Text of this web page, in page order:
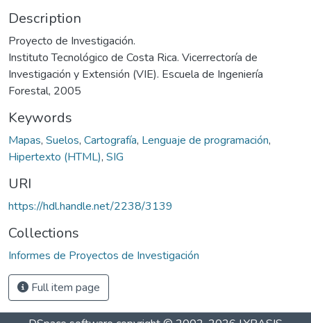
Description
Proyecto de Investigación.
Instituto Tecnológico de Costa Rica. Vicerrectoría de
Investigación y Extensión (VIE). Escuela de Ingeniería
Forestal, 2005
Keywords
Mapas, Suelos, Cartografía, Lenguaje de programación,
Hipertexto (HTML), SIG
URI
https://hdl.handle.net/2238/3139
Collections
Informes de Proyectos de Investigación
Full item page